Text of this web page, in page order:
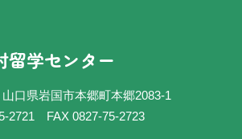
留学センター
山口県岩国市本郷町本郷2083-1
2721 FAX 0827-75-2723